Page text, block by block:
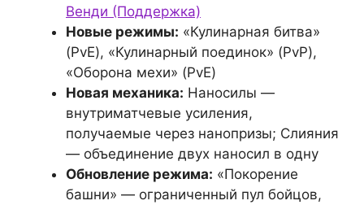
Венди (Поддержка)
Новые режимы: «Кулинарная битва»
(PvE), «Кулинарный поединок» (PvP),
«Оборона мехи» (PvE)
Новая механика: Наносилы —
внутриматчевые усиления,
получаемые через нанопризы; Слияния
— объединение двух наносил в одну
Обновление режима: «Покорение
башни» — ограниченный пул бойцов,